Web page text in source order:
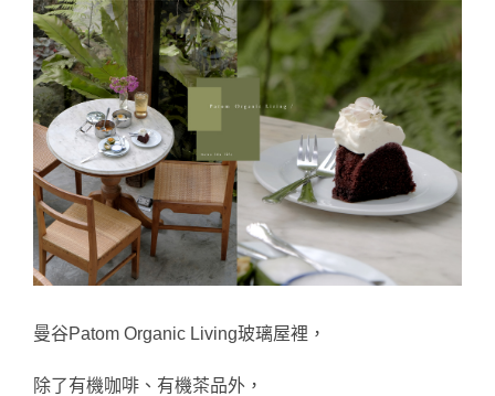
曼谷Patom Organic Living玻璃屋裡，
除了有機咖啡、有機茶品外，